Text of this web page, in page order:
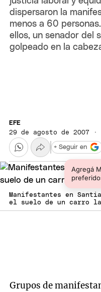
dispersaron la
menos a 60
ellos, un senador del
golpeado en la
EFE
29 de agosto de 2007 ·
Agregá
+ Seguir en
Manifestantes en
el suelo de un carro
Grupos de